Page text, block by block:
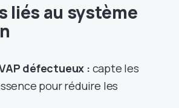
liés au système
défectueux : capte les
pour réduire les